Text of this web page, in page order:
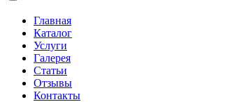
Главная
Каталог
Услуги
Галерея
Статьи
Отзывы
Контакты